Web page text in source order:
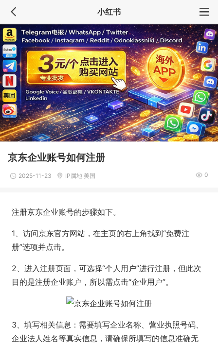
小红书
京东企业账号如何注册
2025-11-23 IP属地 美国 0
注册京东企业账号的步骤如下。
1、访问京东官方网站，在主页的右上角找到“免费注
册”选项并点击。
2、进入注册页面，可选择“个人用户”进行注册，但此次
目的是注册企业账户，所以需点击“企业用户”。
3、填写相关信息：需要填写企业名称、营业执照号码、
企业法人姓名等真实信息，请确保所填写的信息准确无